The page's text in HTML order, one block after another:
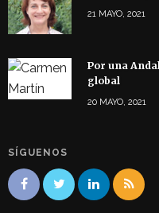
21 MAYO, 2021
Por una
global
20 MAYO, 2021
SÍGUENOS